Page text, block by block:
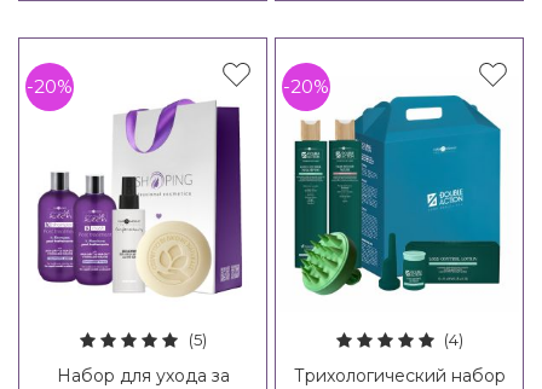
-20%
(5)
Набор для ухода за
-20%
(4)
Трихологический набор